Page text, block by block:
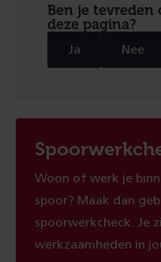
Ben je
deze pagina?
Ja Nee
Woon of werk je
spoor? Maak dan
spoorwerkcheck. Je
werkzaamheden in